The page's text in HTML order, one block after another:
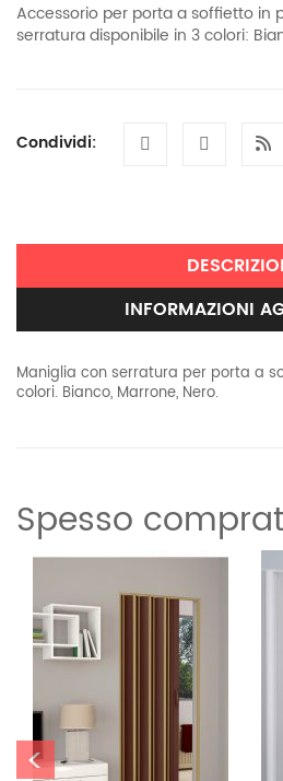
Accessorio per porta a soffietto in
serratura disponibile in 3 colori:
Condividi:
INFORMAZIONI
Maniglia con serratura per porta a
colori. Bianco, Marrone, Nero.
10 kg
Spesso
<